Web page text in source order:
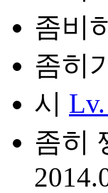
좀비
좀히
시
좀히